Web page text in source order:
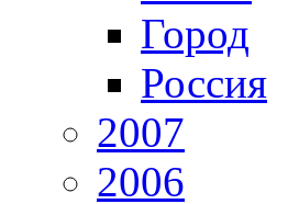
Город
Россия
2007
2006